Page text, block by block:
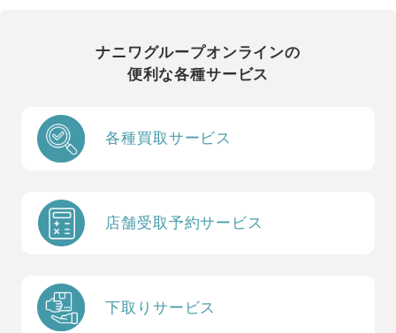
ナニワグループオンラインの
便利な各種サービス
各種買取サービス
店舗受取予約サービス
下取りサービス